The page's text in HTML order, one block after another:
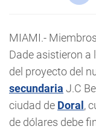
MIAMI.-
Dade asistieron a
del proyecto del
secundaria J.C
ciudad de Doral ,
de dólares debe